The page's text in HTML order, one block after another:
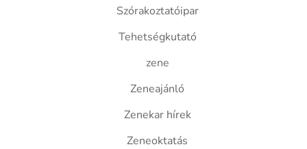
Szórakoztatóipar
Tehetségkutató
zene
Zeneajánló
Zenekar hírek
Zeneoktatás